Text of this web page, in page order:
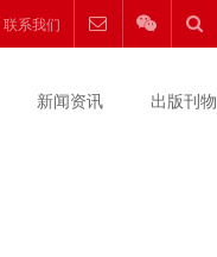
联系我们
新闻资讯 出版刊物